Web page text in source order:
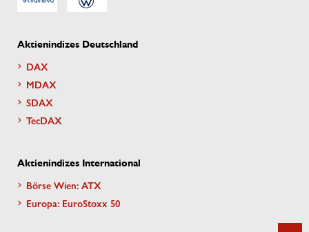
Aktienindizes Deutschland
DAX
MDAX
SDAX
TecDAX
Aktienindizes International
Börse Wien: ATX
Europa: EuroStoxx 50